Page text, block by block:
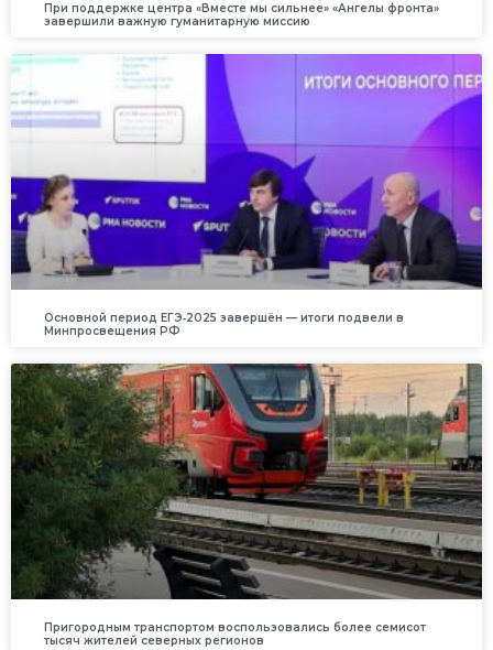
При поддержке центра «Вместе мы сильнее» «Ангелы фронта»
завершили важную гуманитарную миссию
Основной период ЕГЭ‑2025 завершён — итоги подвели в
Минпросвещения РФ
Пригородным транспортом воспользовались более семисот
тысяч жителей северных регионов